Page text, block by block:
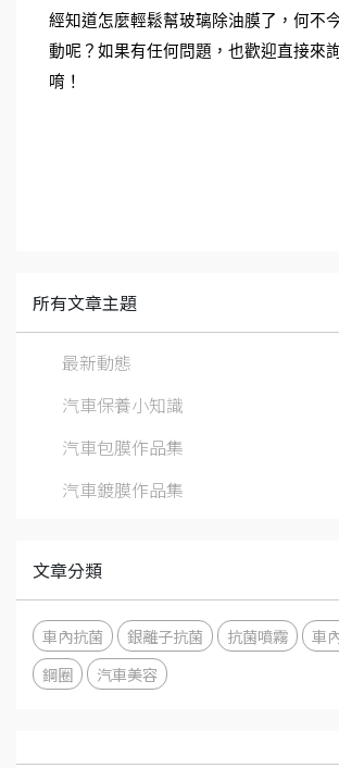
經知道怎麼輕鬆幫玻璃除油膜了，何不
動呢？如果有任何問題，也歡迎直接來
唷！
所有文章主題
最新動態
汽車保養小知識
汽車包膜作品集
汽車鍍膜作品集
文章分類
車內抗菌 銀離子抗菌 抗菌噴霧 車
鋼圈
汽車美容